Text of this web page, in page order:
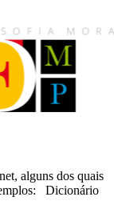
alguns dos quais
Dicionário